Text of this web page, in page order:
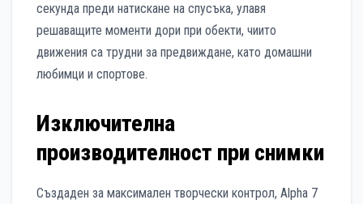
секунда преди натискане на спусъка, улавя
решаващите моменти дори при обекти, чиито
движения са трудни за предвиждане, като домашни
любимци и спортове.
Изключителна
производителност при снимки
Създаден за максимален творчески контрол, Alpha 7